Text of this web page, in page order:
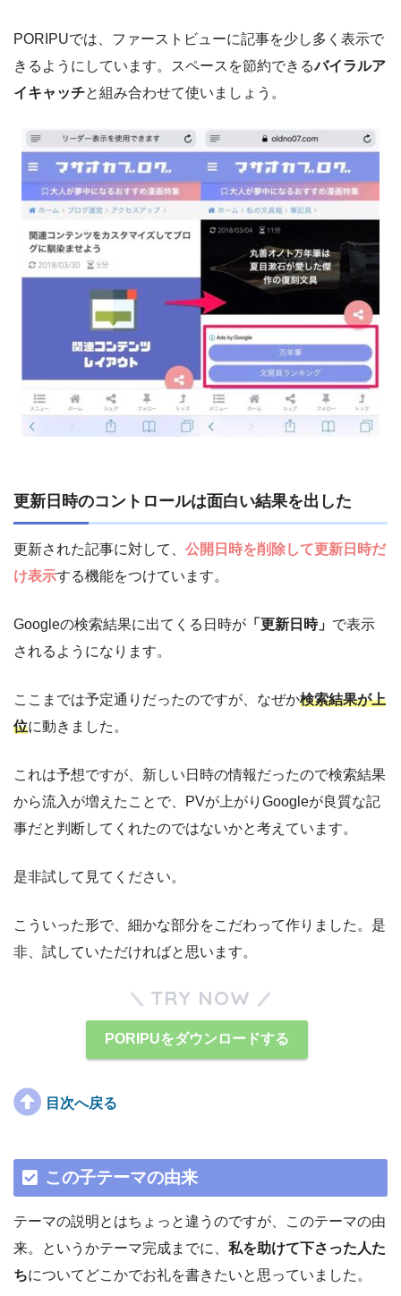
PORIPUでは、ファーストビューに記事を少し多く表示で
きるようにしています。スペースを節約できるバイラルア
イキャッチと組み合わせて使いましょう。
更新日時のコントロールは面白い結果を出した
更新された記事に対して、 公開日時を削除して更新日時だ
け表示する機能をつけています。
Googleの検索結果に出てくる日時が 「更新日時」 で表示
されるようになります。
ここまでは予定通りだったのですが、なぜか検索結果が上
位に動きました。
これは予想ですが、新しい日時の情報だったので検索結果
から流入が増えたことで、PVが上がりGoogleが良質な記
事だと判断してくれたのではないかと考えています。
是非試して見てください。
こういった形で、細かな部分をこだわって作りました。是
非、試していただければと思います。
TRY NOW
PORIPUをダウンロードする
目次へ戻る
この子テーマの由来
テーマの説明とはちょっと違うのですが、このテーマの由
来。というかテーマ完成までに、 私を助けて下さった人た
ちについてどこかでお礼を書きたいと思っていました。